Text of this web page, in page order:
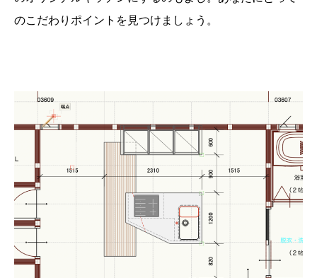
のこだわりポイントを見つけましょう。